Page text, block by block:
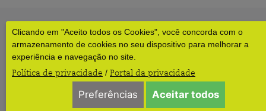
Clicando em "Aceito todos os Cookies", você concorda com o
armazenamento de cookies no seu dispositivo para melhorar a
experiência e navegação no site.
Política de privacidade / Portal da privacidade
Preferências Aceitar todos